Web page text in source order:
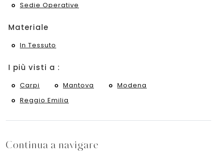
Sedie Operative
Materiale
In Tessuto
I più visti a :
Carpi Mantova
Modena
Reggio Emilia
Continua a navigare